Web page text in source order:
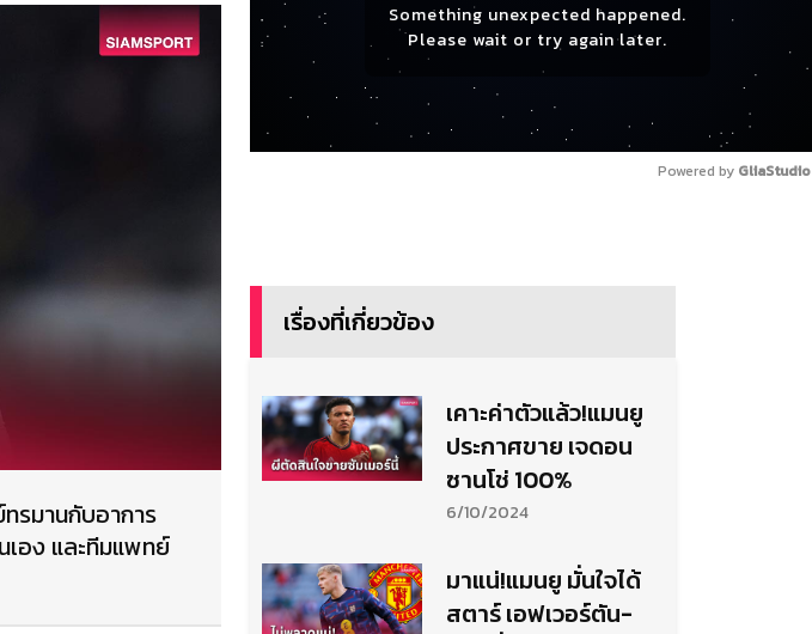
รมานกับอาการ
อง และทีมแพทย์
Something unexpected happened.
Please wait or try again later.
Powered by
เรื่องที่เกี่ยวข้อง
เคาะค่าตัวแล้ว!แมนยู
ประกาศขาย เจดอน
ซานโช่ 100%
6/10/2024
มาแน่!แมนยู มั่นใจได้
สตาร์ เอฟเวอร์ตัน-